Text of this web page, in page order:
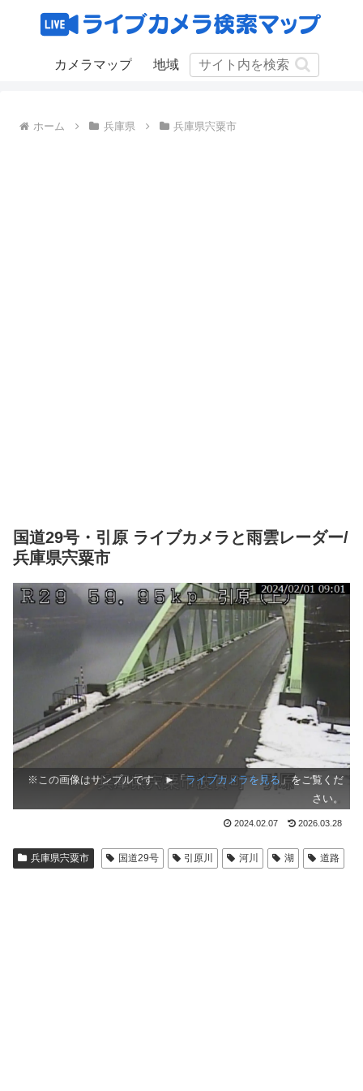
カメラマップ 地域
ホーム 兵庫県 兵庫県宍粟市
国道29号・引原 ライブカメラと雨雲レーダー/
兵庫県宍粟市
※この画像はサンプルです。►「ライブカメラを見る 」をご覧くだ
さい。
2024.02.07 2026.03.28
兵庫県宍粟市 国道29号 引原川 河川 湖 道路